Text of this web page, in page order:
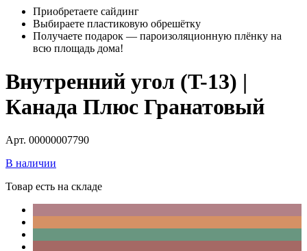
Приобретаете сайдинг
Выбираете пластиковую обрешётку
Получаете подарок — пароизоляционную плёнку на
всю площадь дома!
Внутренний угол (T-13) |
Канада Плюс Гранатовый
Арт. 00000007790
В наличии
Товар есть на складе